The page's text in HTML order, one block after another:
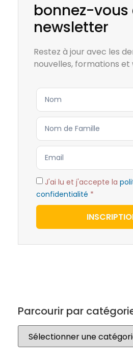
bonnez-vous
newsletter
Restez à jour avec les
nouvelles, formations et
J'ai lu et j'accepte la
confidentialité *
Parcourir par